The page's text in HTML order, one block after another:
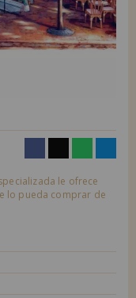
le ofrece
lo pueda comprar de